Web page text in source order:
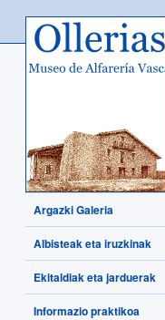
Ollerias - Museo de Alfarería
Vasca
Argazki Galeria
Albisteak eta iruzkinak
Ekitaldiak eta jarduerak
Informazio praktikoa